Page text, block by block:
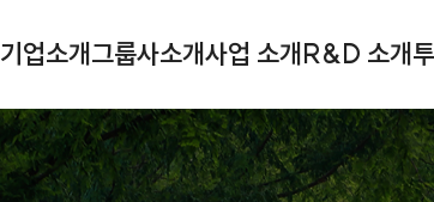
기업소개그룹사소개사업 소개 R&D 소개